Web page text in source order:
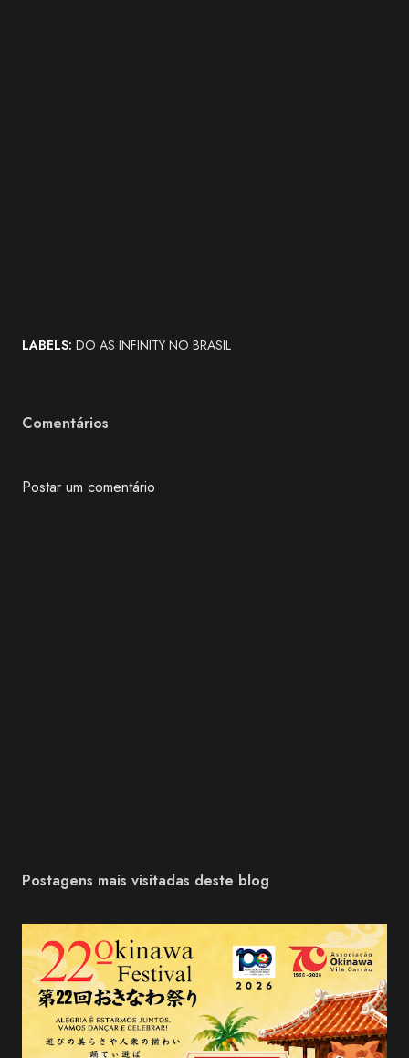
LABELS: DO AS INFINITY NO BRASIL
Comentários
Postar um comentário
Postagens mais visitadas deste blog